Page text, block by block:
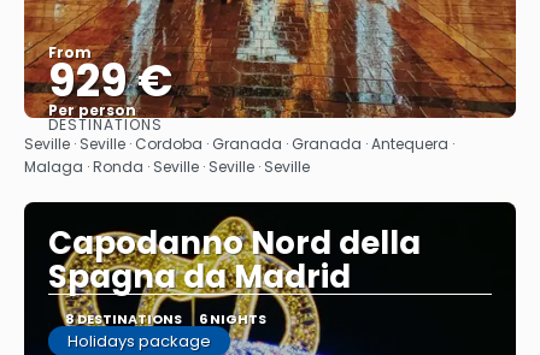
From
929 €
Per person
See
DESTINATIONS
Seville · Seville · Cordoba · Granada · Granada · Antequera ·
Malaga · Ronda · Seville · Seville · Seville
Capodanno Nord della
Spagna da Madrid
8 DESTINATIONS 6 NIGHTS
Holidays package